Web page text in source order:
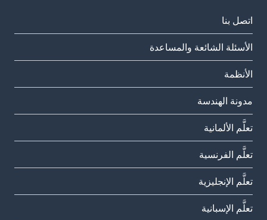
اتصل بنا
الأسئلة الشائعة والمساعدة
الأنظمة
مدونة الهندسة
تعلَّم الألمانية
تعلَّم الفرنسية
تعلَّم الإنجليزية
تعلَّم الإسبانية